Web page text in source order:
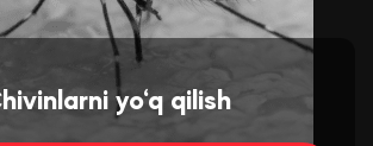
yo‘q qilish